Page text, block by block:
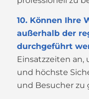
10. Können Ihre
außerhalb der
durchgeführt
Einsatzzeiten
und höchste
und Besucher zu